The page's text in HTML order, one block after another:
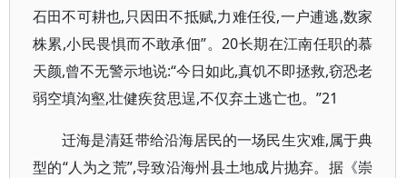
石田不可耕也,只因田不抵赋,力难任役,一户逋逃,数家
株累,小民畏惧而不敢承佃”。20长期在江南任职的慕
天颜,曾不无警示地说:“今日如此,真饥不即拯救,窃恐老
弱空填沟壑,壮健疾贫思逞,不仅弃土逃亡也。”21
迁海是清廷带给沿海居民的一场民生灾难,属于典
型的“人为之荒”,导致沿海州县土地成片抛弃。据《崇